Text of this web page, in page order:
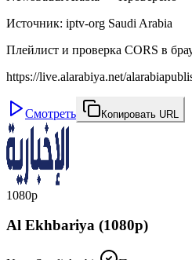
Источник: iptv-org Saudi Arabia
Плейлист и проверка CORS в
https://live.alarabiya.net/
Смотреть Копировать URL
1080p
Al Ekhbariya (1080p)